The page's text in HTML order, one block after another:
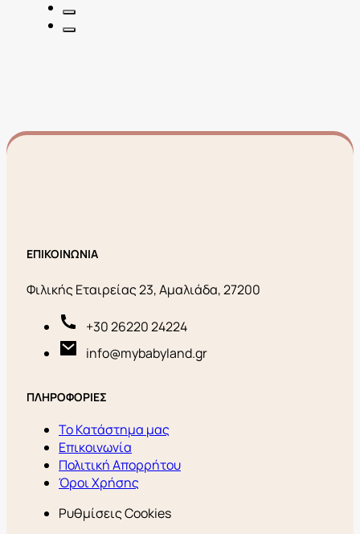
ΕΠΙΚΟΙΝΩΝΙΑ
Φιλικής Εταιρείας 23, Αμαλιάδα, 27200
+30 26220 24224
info@mybabyland.gr
ΠΛΗΡΟΦΟΡΙΕΣ
Το Κατάστημα μας
Επικοινωνία
Πολιτική Απορρήτου
Όροι Χρήσης
Ρυθμίσεις Cookies